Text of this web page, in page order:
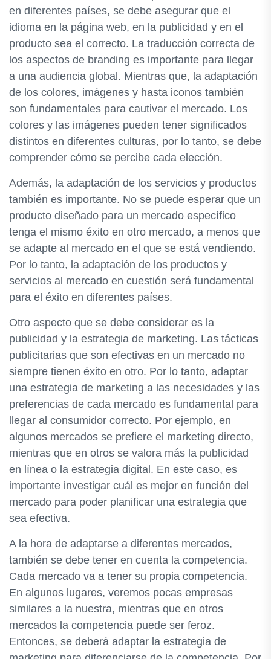
en diferentes países, se debe asegurar que el
idioma en la página web, en la publicidad y en el
producto sea el correcto. La traducción correcta de
los aspectos de branding es importante para llegar
a una audiencia global. Mientras que, la adaptación
de los colores, imágenes y hasta iconos también
son fundamentales para cautivar el mercado. Los
colores y las imágenes pueden tener significados
distintos en diferentes culturas, por lo tanto, se debe
comprender cómo se percibe cada elección.
Además, la adaptación de los servicios y productos
también es importante. No se puede esperar que un
producto diseñado para un mercado específico
tenga el mismo éxito en otro mercado, a menos que
se adapte al mercado en el que se está vendiendo.
Por lo tanto, la adaptación de los productos y
servicios al mercado en cuestión será fundamental
para el éxito en diferentes países.
Otro aspecto que se debe considerar es la
publicidad y la estrategia de marketing. Las tácticas
publicitarias que son efectivas en un mercado no
siempre tienen éxito en otro. Por lo tanto, adaptar
una estrategia de marketing a las necesidades y las
preferencias de cada mercado es fundamental para
llegar al consumidor correcto. Por ejemplo, en
algunos mercados se prefiere el marketing directo,
mientras que en otros se valora más la publicidad
en línea o la estrategia digital. En este caso, es
importante investigar cuál es mejor en función del
mercado para poder planificar una estrategia que
sea efectiva.
A la hora de adaptarse a diferentes mercados,
también se debe tener en cuenta la competencia.
Cada mercado va a tener su propia competencia.
En algunos lugares, veremos pocas empresas
similares a la nuestra, mientras que en otros
mercados la competencia puede ser feroz.
Entonces, se deberá adaptar la estrategia de